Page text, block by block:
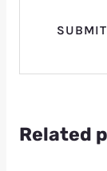
Related